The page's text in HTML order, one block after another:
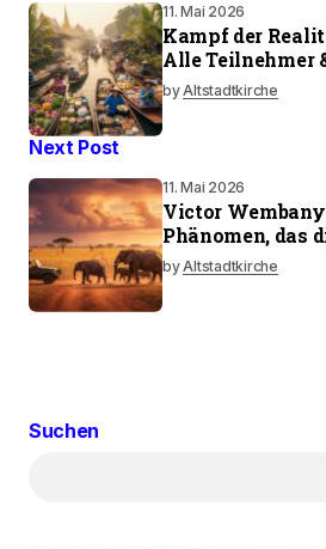
11. Mai 2026
Kampf der
Alle Teilnehmer
byAltstadtkirche
Next Post
11. Mai 2026
Victor
Phänomen, das
byAltstadtkirche
Suchen